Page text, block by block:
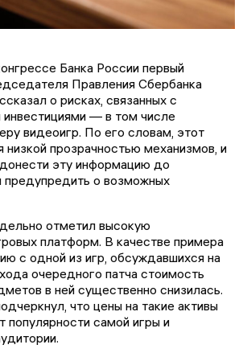
Банка России первый
Правления Сбербанка
о рисках, связанных с
инвестициями — в том числе
видеоигр. По его словам, этот
низкой прозрачностью механизмов, и
эту информацию до
о возможных
отметил высокую
платформ. В качестве примера
с одной из игр, обсуждавшихся на
очередного патча стоимость
в ней существенно снизилась.
что цены на такие активы
популярности самой игры и